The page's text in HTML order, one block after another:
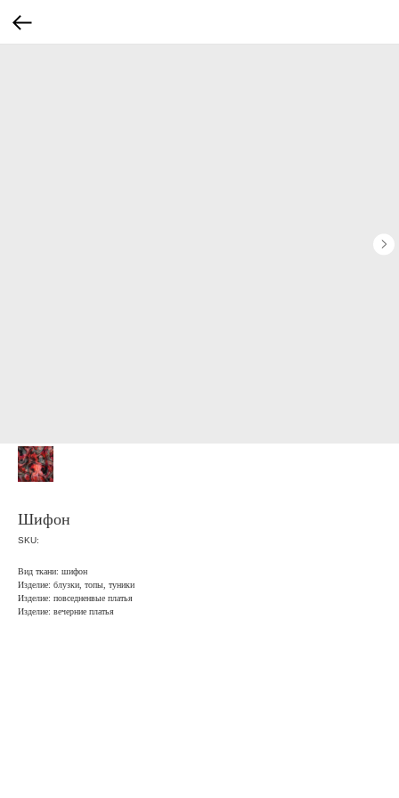
Шифон
SKU:
Вид ткани: шифон
Изделие: блузки, топы, туники
Изделие: повседненвые платья
Изделие: вечерние платья